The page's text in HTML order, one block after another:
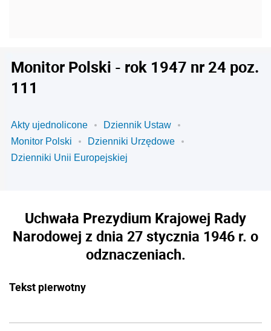
Monitor Polski - rok 1947 nr 24 poz.
111
Akty ujednolicone
Dziennik Ustaw
Monitor Polski
Dzienniki Urzędowe
Dzienniki Unii Europejskiej
Uchwała Prezydium Krajowej Rady
Narodowej z dnia 27 stycznia 1946 r. o
odznaczeniach.
Tekst pierwotny